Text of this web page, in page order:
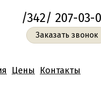
/342/ 207-03-
Заказать звонок
Цены Контакты